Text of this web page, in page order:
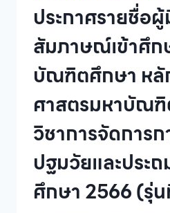
การ
2567
ประกาศรายชื่อ
สัมภาษณ์เข้าศึก
บัณฑิตศึกษา หลั
ศาสตรมหาบัณฑิ
วิชาการจัดการ
ปฐมวัยและประ
ศึกษา 2566 (รุ่